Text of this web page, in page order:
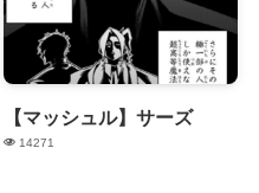
【マッシュル】サーズ
14271